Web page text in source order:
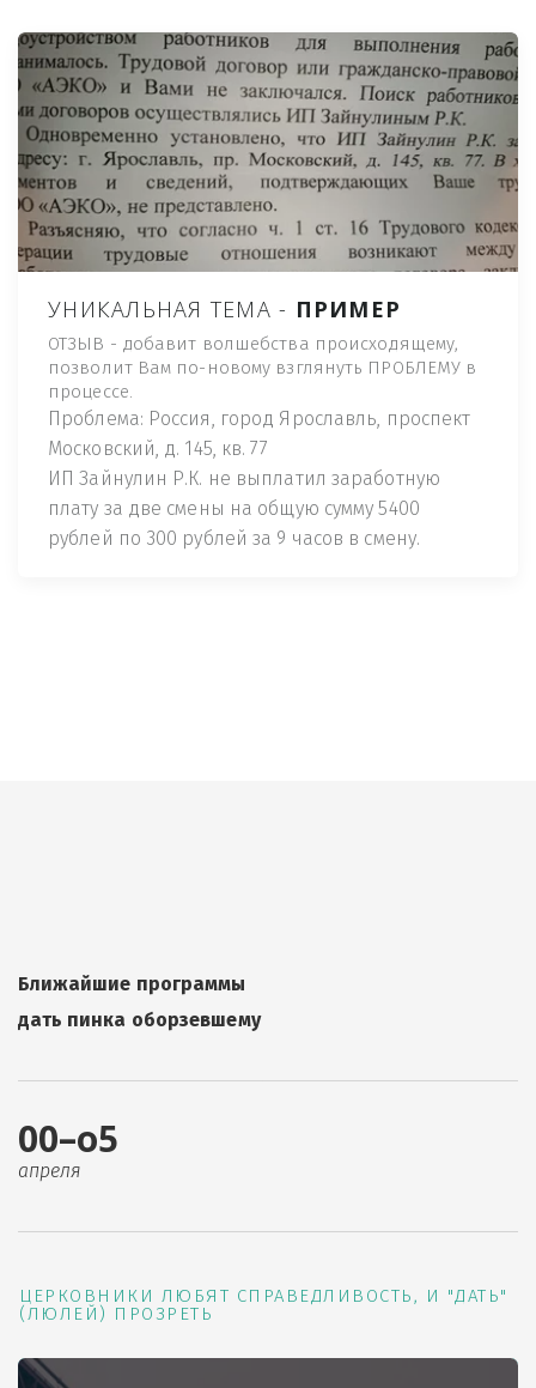
УНИКАЛЬНАЯ ТЕМА - ПРИМЕР
ОТЗЫВ - добавит волшебства происходящему,
позволит Вам по-новому взглянуть ПРОБЛЕМУ в
процессе.
Проблема: Россия, город Ярославль, проспект
Московский, д. 145, кв. 77
ИП Зайнулин Р.К. не выплатил заработную
плату за две смены на общую сумму 5400
рублей по 300 рублей за 9 часов в смену.
Ближайшие программы
дать пинка оборзевшему
00–о5
апреля
ЦЕРКОВНИКИ ЛЮБЯТ СПРАВЕДЛИВОСТЬ, И "ДАТЬ"
(ЛЮЛЕЙ) ПРОЗРЕТЬ